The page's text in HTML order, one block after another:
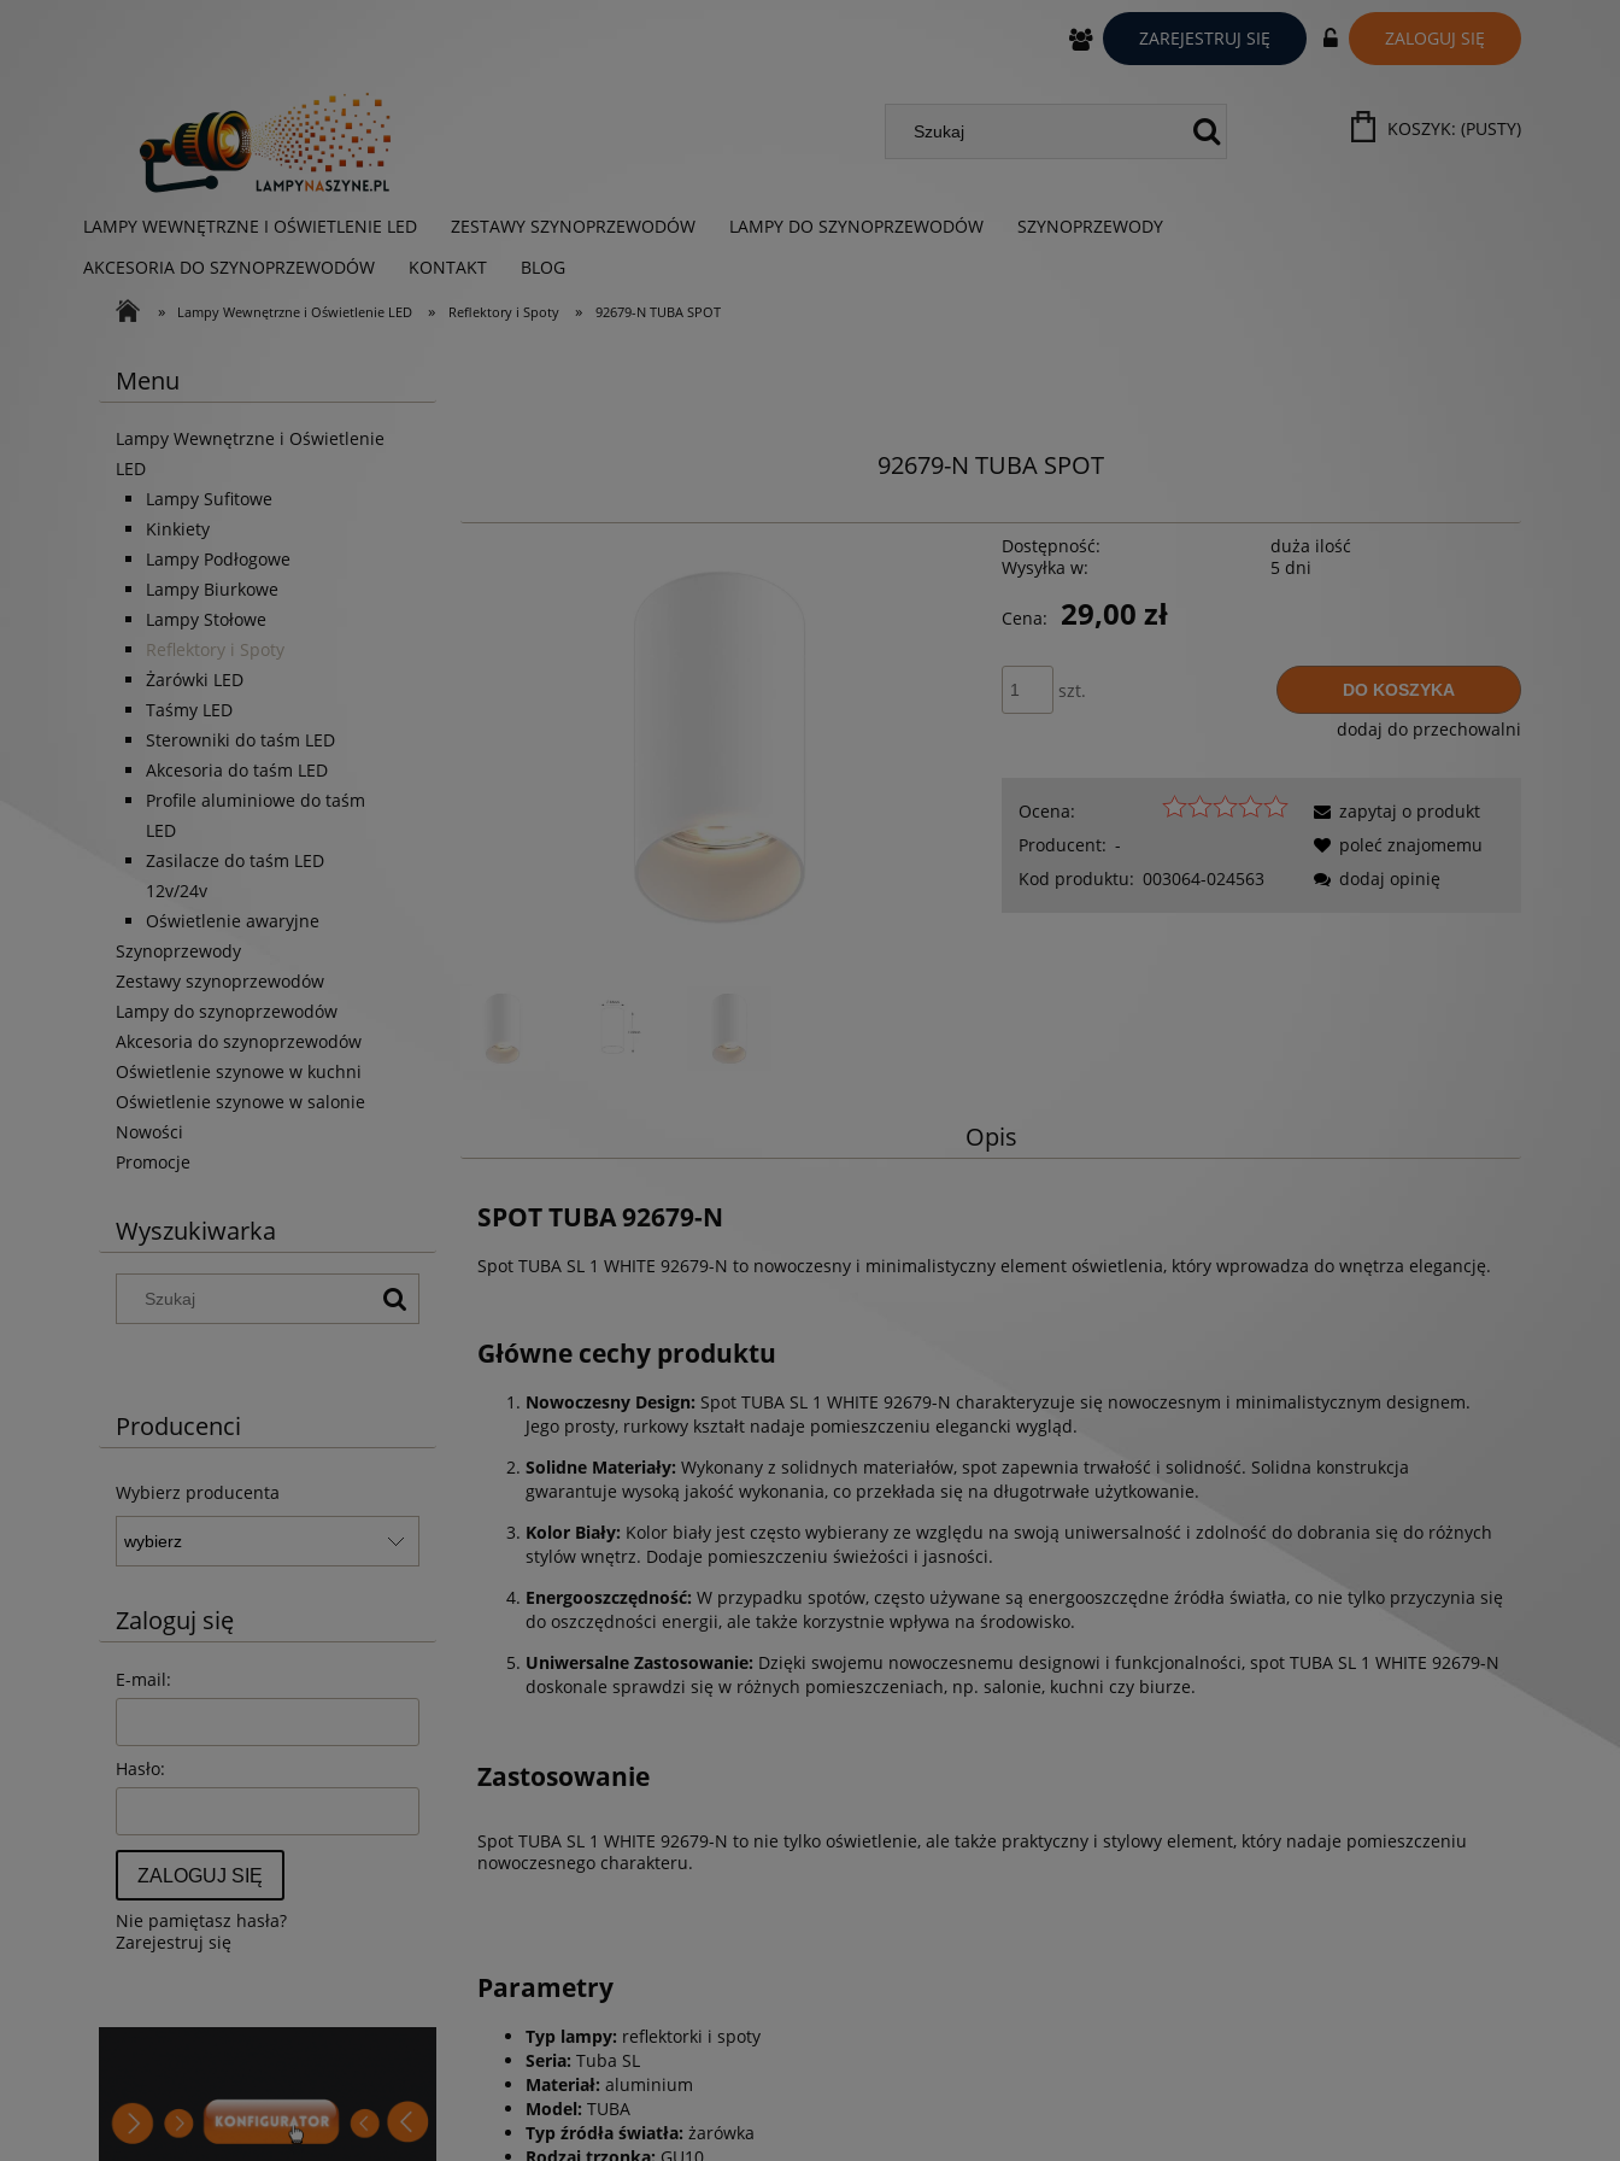
ZAREJESTRUJ SIĘ ZALOGUJ SIĘ
KOSZYK: (PUSTY)
LAMPY WEWNĘTRZNE I OŚWIETLENIE LED ZESTAWY SZYNOPRZEWODÓW LAMPY DO SZYNOPRZEWODÓW
SZYNOPRZEWODY
AKCESORIA DO SZYNOPRZEWODÓW
KONTAKT BLOG
» Lampy Wewnętrzne i Oświetlenie LED » Reflektory i Spoty » 92679-N TUBA SPOT
Menu
Lampy Wewnętrzne i Oświetlenie
LED
Lampy Sufitowe
Kinkiety
Lampy Podłogowe
Lampy Biurkowe
Lampy Stołowe
Reflektory i Spoty
Żarówki LED
Taśmy LED
Sterowniki do taśm LED
Akcesoria do taśm LED
Profile aluminiowe do taśm
LED
Zasilacze do taśm LED
12v/24v
Oświetlenie awaryjne
Szynoprzewody
Zestawy szynoprzewodów
Lampy do szynoprzewodów
Akcesoria do szynoprzewodów
Oświetlenie szynowe w kuchni
Oświetlenie szynowe w salonie
Nowości
Promocje
Wyszukiwarka
Producenci
Wybierz producenta
Zaloguj się
E-mail:
Hasło:
ZALOGUJ SIĘ
Nie pamiętasz hasła?
Zarejestruj się
92679-N TUBA SPOT
Dostępność:
duża ilość
Wysyłka w:
5 dni
Cena: 29,00 zł
szt. DO KOSZYKA
dodaj do przechowalni
Ocena:
Producent: -
Kod produktu: 003064-024563
zapytaj o produkt
poleć znajomemu
dodaj opinię
Opis
SPOT TUBA 92679-N
Spot TUBA SL 1 WHITE 92679-N to nowoczesny i minimalistyczny element oświetlenia, który wprowadza do wnętrza elegancję.
Główne cechy produktu
Nowoczesny Design: Spot TUBA SL 1 WHITE 92679-N charakteryzuje się nowoczesnym i minimalistycznym designem.
Jego prosty, rurkowy kształt nadaje pomieszczeniu elegancki wygląd.
Solidne Materiały: Wykonany z solidnych materiałów, spot zapewnia trwałość i solidność. Solidna konstrukcja
gwarantuje wysoką jakość wykonania, co przekłada się na długotrwałe użytkowanie.
Kolor Biały: Kolor biały jest często wybierany ze względu na swoją uniwersalność i zdolność do dobrania się do różnych
stylów wnętrz. Dodaje pomieszczeniu świeżości i jasności.
Energooszczędność: W przypadku spotów, często używane są energooszczędne źródła światła, co nie tylko przyczynia się
do oszczędności energii, ale także korzystnie wpływa na środowisko.
Uniwersalne Zastosowanie: Dzięki swojemu nowoczesnemu designowi i funkcjonalności, spot TUBA SL 1 WHITE 92679-N
doskonale sprawdzi się w różnych pomieszczeniach, np. salonie, kuchni czy biurze.
Zastosowanie
Spot TUBA SL 1 WHITE 92679-N to nie tylko oświetlenie, ale także praktyczny i stylowy element, który nadaje pomieszczeniu
nowoczesnego charakteru.
Parametry
Typ lampy: reflektorki i spoty
Seria: Tuba SL
Materiał: aluminium
Model: TUBA
Typ źródła światła: żarówka